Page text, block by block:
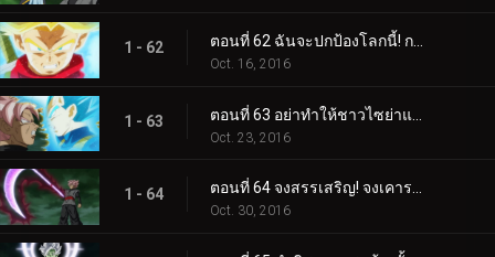
1 - 62
Oct. 16, 2016
1 - 63
Oct. 23, 2016
1 - 64 ตอนที่ 64 จงสรรเสริญ! จงเคารพ! ซามัสรวมร่าง ปะทุขึ้น!!
Oct. 30, 2016